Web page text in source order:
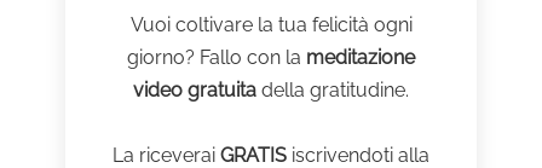
Vuoi coltivare la tua felicità ogni
giorno? Fallo con la meditazione
video gratuita della gratitudine.
La riceverai GRATIS iscrivendoti alla